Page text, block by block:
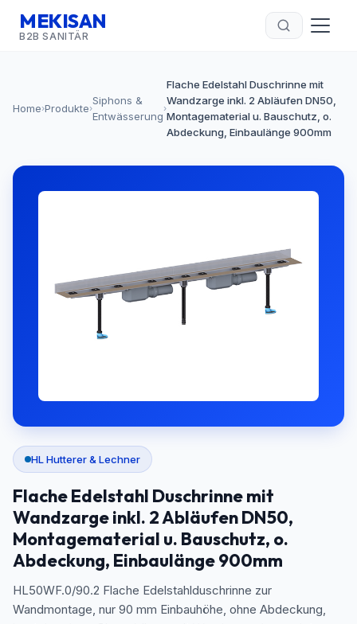
MEKISAN
B2B SANITÄR
Home›Produkte›
Siphons &
Entwässerung
›
Flache Edelstahl Duschrinne mit
Wandzarge inkl. 2 Abläufen DN50,
Montagematerial u. Bauschutz, o.
Abdeckung, Einbaulänge 900mm
HL Hutterer & Lechner
Flache Edelstahl Duschrinne mit
Wandzarge inkl. 2 Abläufen DN50,
Montagematerial u. Bauschutz, o.
Abdeckung, Einbaulänge 900mm
HL50WF.0/90.2 Flache Edelstahlduschrinne zur
Wandmontage, nur 90 mm Einbauhöhe, ohne Abdeckung,